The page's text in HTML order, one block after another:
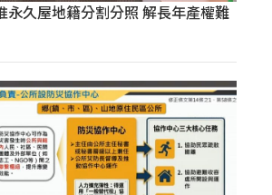
永久屋地籍分割分照 解長年產權難